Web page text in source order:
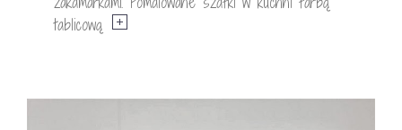
tablicową